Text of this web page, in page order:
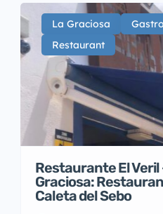
La Graciosa
Restaurant
Restaurante El Veril
Graciosa:
Caleta del Sebo